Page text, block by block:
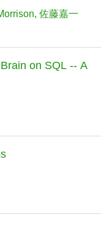
佐藤嘉一
on SQL -- A